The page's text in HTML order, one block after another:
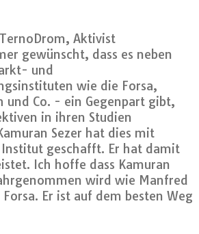
Aktivist
gewünscht, dass es neben
und
wie die Forsa,
und Co. - ein Gegenpart gibt,
in ihren Studien
Sezer hat dies mit
geschafft. Er hat damit
Ich hoffe dass Kamuran
wird wie Manfred
Er ist auf dem besten Weg